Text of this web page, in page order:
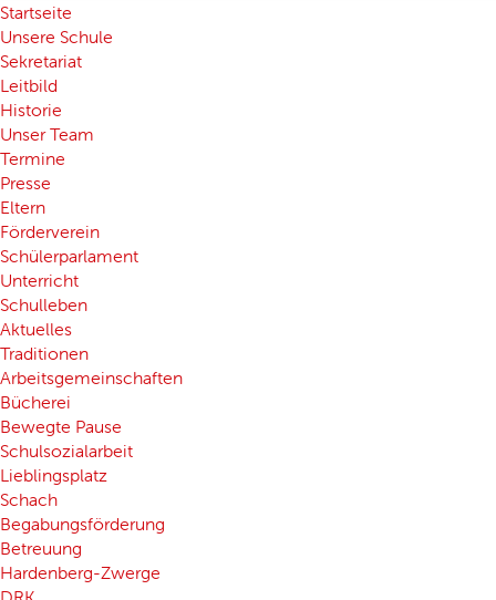
Startseite
Unsere Schule
Sekretariat
Leitbild
Historie
Unser Team
Termine
Presse
Eltern
Förderverein
Schülerparlament
Unterricht
Schulleben
Aktuelles
Traditionen
Arbeitsgemeinschaften
Bücherei
Bewegte Pause
Schulsozialarbeit
Lieblingsplatz
Schach
Begabungsförderung
Betreuung
Hardenberg-Zwerge